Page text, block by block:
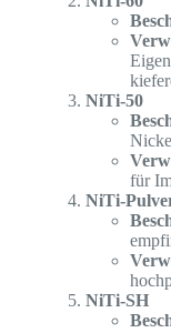
NiTi-50
für
NiTi-
NiTi-SH